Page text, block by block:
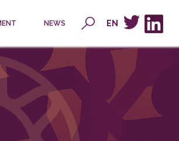
NEWS EN